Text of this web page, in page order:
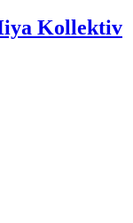
Kollektiv